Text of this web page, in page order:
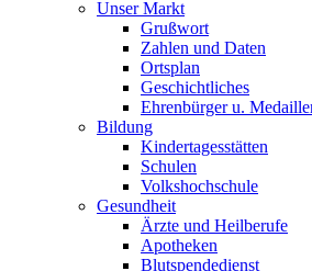
Unser Markt
Grußwort
Zahlen und Daten
Ortsplan
Geschichtliches
Ehrenbürger u.
Bildung
Kindertagesstätten
Schulen
Volkshochschule
Gesundheit
Ärzte und Heilberufe
Apotheken
Blutspendedienst